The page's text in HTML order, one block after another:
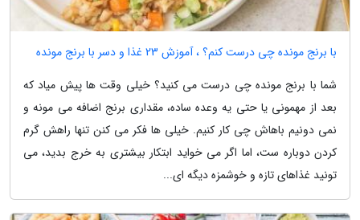
با برنج مونده چی درست کنم؟ ، آموزش 23 غذا و دسر با برنج مونده
شما با برنج مونده چی درست می کنید؟ خیلی وقت ها پیش میاد که
بعد از مهمونی یا حتی یه وعده ساده، مقداری برنج اضافه می مونه و
نمی دونیم باهاش چی کار کنیم. خیلی ها فکر می کنن تنها راهش گرم
کردن دوباره ست، اما اگر می خواید ابتکار بیشتری به خرج بدید، می
تونید غذاهای تازه و خوشمزه دیگه ای...